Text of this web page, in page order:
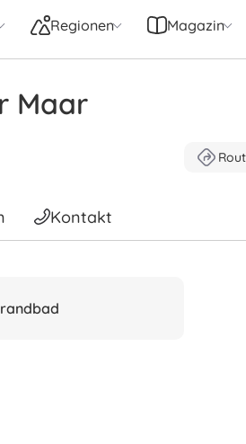
Regionen Magazin
Maar
Kontakt